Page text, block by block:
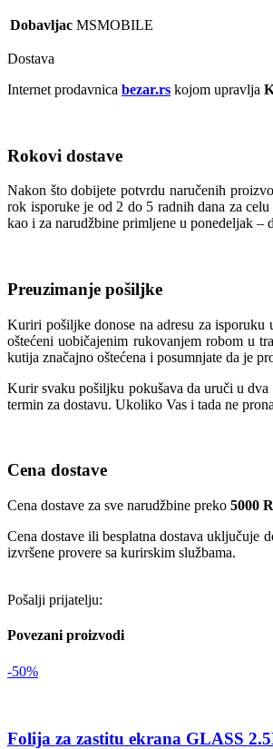
Dobavljac MSMOBILE
Dostava
Internet prodavnica bezar.rs kojom upravlja
Rokovi dostave
Nakon što dobijete potvrdu naručenih
rok isporuke je od 2 do 5 radnih dana za
kao i za narudžbine primljene u ponedeljak –
Preuzimanje pošiljke
Kuriri pošiljke donose na adresu za
oštećeni uobičajenim rukovanjem robom u
kutija značajno oštećena i posumnjate da je
Kurir svaku pošiljku pokušava da uruči u
termin za dostavu. Ukoliko Vas i tada ne
Cena dostave
Cena dostave za sve narudžbine preko 5000
Cena dostave ili besplatna dostava uključuje
izvršene provere sa kurirskim službama.
Pošalji prijatelju:
Povezani proizvodi
-50%
Folija za zastitu ekrana GLASS